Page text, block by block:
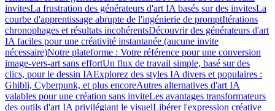
invitesLa frustration des générateurs d'art IA basés sur des invitesLa
courbe d'apprentissage abrupte de l'ingénierie de promptItérations
chronophages et résultats incohérentsDécouvrir des générateurs d'art
IA faciles pour une créativité instantanée (aucune invite
nécessaire)Notre plateforme : Votre référence pour une conversion
image-vers-art sans effortUn flux de travail simple, basé sur des
clics, pour le dessin IAExplorez des styles IA divers et populaires :
Ghibli, Cyberpunk, et plus encoreAutres alternatives d'art IA
valables pour une création sans inviteLes avantages transformateurs
des outils d'art IA privilégiant le visuelLibérer l'expression créative